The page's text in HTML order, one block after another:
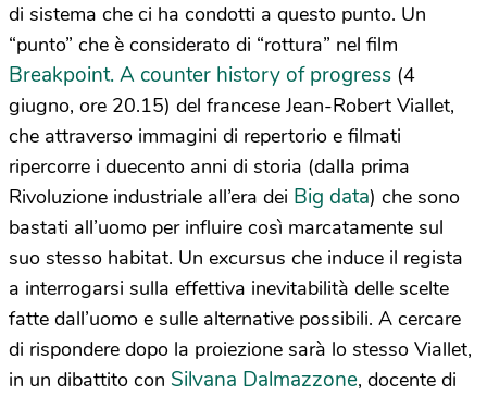
di sistema che ci ha condotti a questo punto. Un
“punto” che è considerato di “rottura” nel film
Breakpoint. A counter history of progress (4
giugno, ore 20.15) del francese Jean-Robert Viallet,
che attraverso immagini di repertorio e filmati
ripercorre i duecento anni di storia (dalla prima
Rivoluzione industriale all’era dei Big data) che sono
bastati all’uomo per influire così marcatamente sul
suo stesso habitat. Un excursus che induce il regista
a interrogarsi sulla effettiva inevitabilità delle scelte
fatte dall’uomo e sulle alternative possibili. A cercare
di rispondere dopo la proiezione sarà lo stesso Viallet,
in un dibattito con Silvana Dalmazzone, docente di